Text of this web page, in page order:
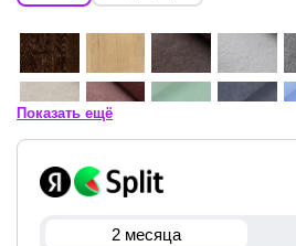
Показать ещё
2 месяца